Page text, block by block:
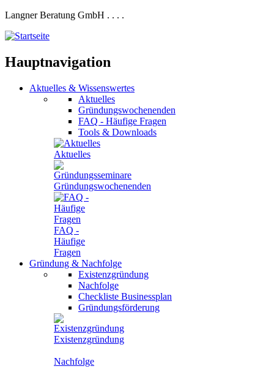
Langner Beratung GmbH . . . .
Hauptnavigation
Aktuelles & Wissenswertes
Aktuelles
Gründungswochenenden
FAQ - Häufige Fragen
Tools & Downloads
Aktuelles
Gründungswochenenden
FAQ -
Häufige
Fragen
Gründung & Nachfolge
Existenzgründung
Nachfolge
Checkliste Businessplan
Gründungsförderung
Existenzgründung
Nachfolge